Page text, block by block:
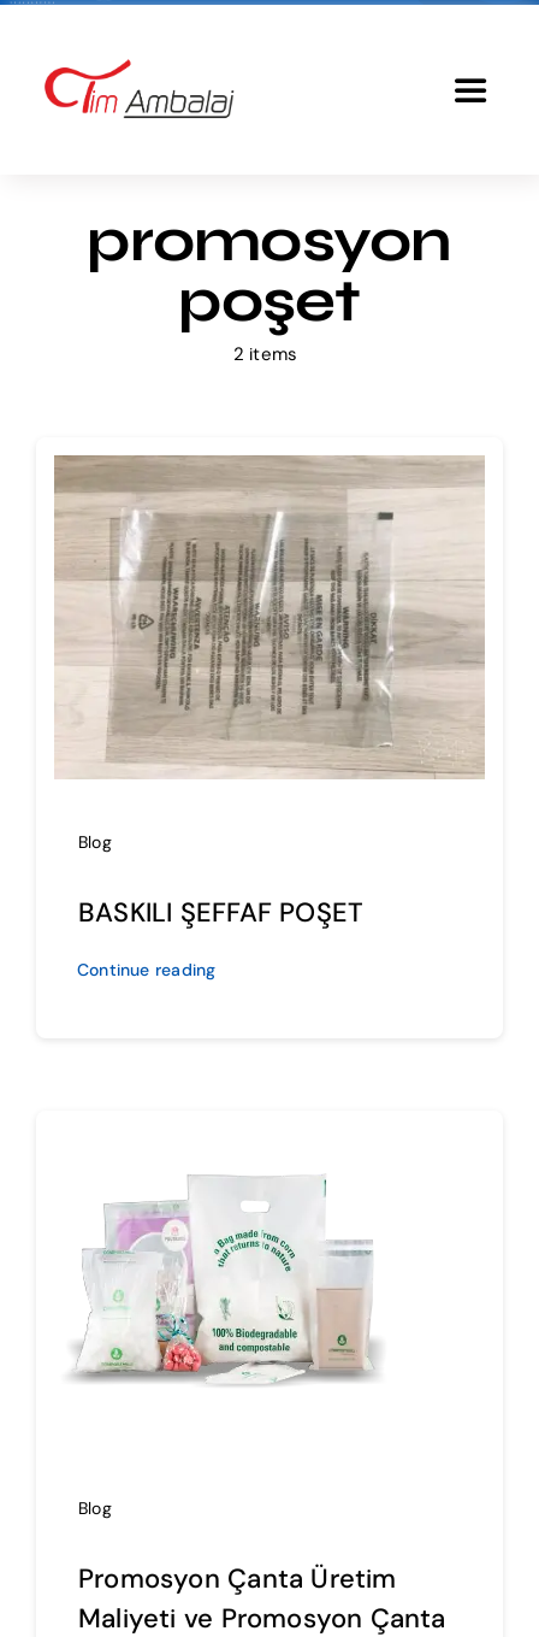
content
Toggle
Baskılı Poşet
Fiyatlandırma
İmalat
promosyon
poşet
2 items
Blog
BASKILI ŞEFFAF POŞET
Continue reading
Blog
Promosyon Çanta Üretim
Maliyeti ve Promosyon Çanta